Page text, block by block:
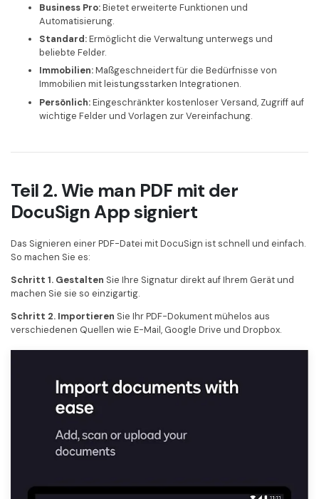
Business Pro:Bietet erweiterte Funktionen und
Automatisierung.
Standard:Ermöglicht die Verwaltung unterwegs und
beliebte Felder.
Immobilien:Maßgeschneidert für die Bedürfnisse von
Immobilien mit leistungsstarken Integrationen.
Persönlich:Eingeschränkter kostenloser Versand, Zugriff auf
wichtige Felder und Vorlagen zur Vereinfachung.
Teil 2. Wie man PDF mit der
DocuSign App signiert
Das Signieren einer PDF-Datei mit DocuSign ist schnell und einfach.
So machen Sie es:
Schritt 1. Gestalten Sie Ihre Signatur direkt auf Ihrem Gerät und
machen Sie sie so einzigartig.
Schritt 2. Importieren Sie Ihr PDF-Dokument mühelos aus
verschiedenen Quellen wie E-Mail, Google Drive und Dropbox.